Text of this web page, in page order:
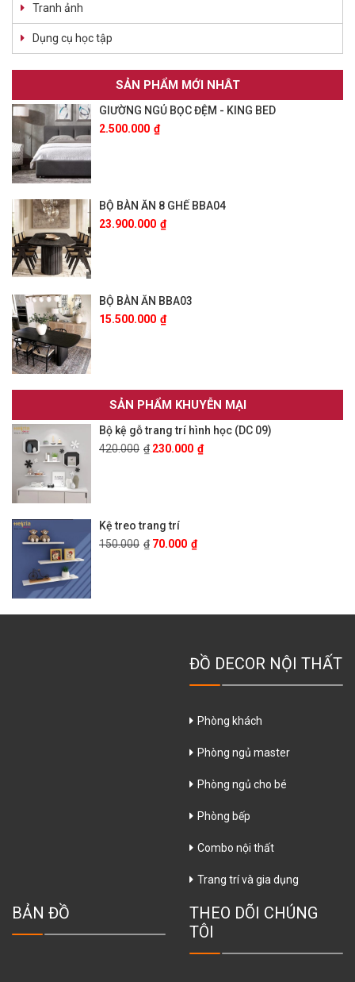
Tranh ảnh
Dụng cụ học tập
SẢN PHẨM MỚI NHÂT
GIƯỜNG NGỦ BỌC ĐỆM - KING BED
2.500.000 ₫
BỘ BÀN ĂN 8 GHẾ BBA04
23.900.000 ₫
BỘ BÀN ĂN BBA03
15.500.000 ₫
SẢN PHẨM KHUYỄN MẠI
Bộ kệ gỗ trang trí hình học (DC 09)
420.000 ₫ 230.000 ₫
Kệ treo trang trí
150.000 ₫ 70.000 ₫
ĐỒ DECOR NỘI THẤT
Phòng khách
Phòng ngủ master
Phòng ngủ cho bé
Phòng bếp
Combo nội thất
Trang trí và gia dụng
BẢN ĐỒ
THEO DÕI CHÚNG
TÔI